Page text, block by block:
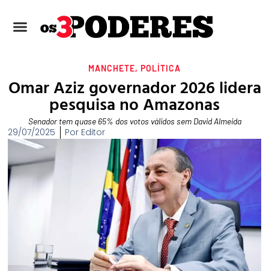
MANCHETE, POLÍTICA
Omar Aziz governador 2026 lidera
pesquisa no Amazonas
Senador tem quase 65% dos votos válidos sem David Almeida
29/07/2025 Por Editor